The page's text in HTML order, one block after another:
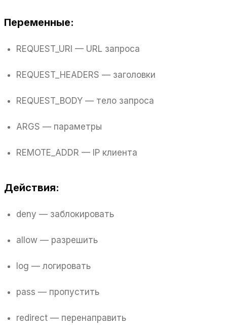
Переменные:
REQUEST_URI — URL запроса
REQUEST_HEADERS — заголовки
REQUEST_BODY — тело запроса
ARGS — параметры
REMOTE_ADDR — IP клиента
Действия:
deny — заблокировать
allow — разрешить
log — логировать
pass — пропустить
redirect — перенаправить